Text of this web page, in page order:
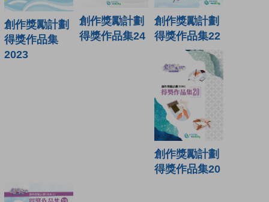
創作獎勵計劃
得獎作品集
2023
創作獎勵計劃
得獎作品集24
創作獎勵計劃
得獎作品集22
創作獎勵計劃
得獎作品集20